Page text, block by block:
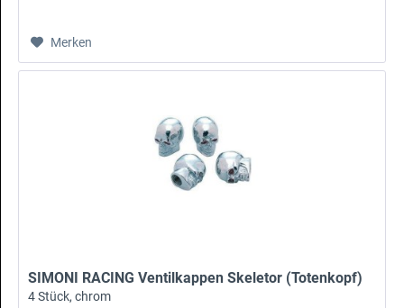
Merken
SIMONI RACING Ventilkappen Skeletor (Totenkopf)
4 Stück, chrom